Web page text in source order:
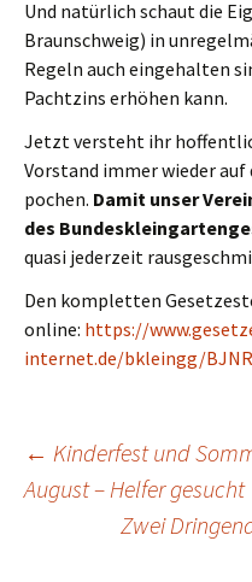
Und natürlich schaut die
Braunschweig) in
Regeln auch eingehalten
Pachtzins erhöhen kann.
Jetzt versteht ihr
Vorstand immer wieder
pochen. Damit unser
des
quasi jederzeit
Den kompletten
online: https://
internet.de/bkleingg/
← Kinderfest und
August – Helfer gesucht
Zwei